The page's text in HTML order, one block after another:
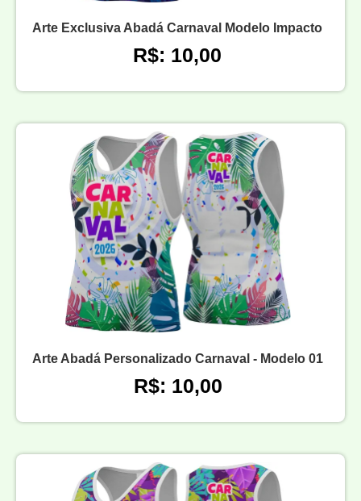
Arte Exclusiva Abadá Carnaval Modelo Impacto
R$: 10,00
Arte Abadá Personalizado Carnaval - Modelo 01
R$: 10,00